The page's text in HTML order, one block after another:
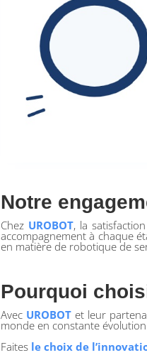
Notre
Chez UROBOT, la
accompagnement à chaque
en matière de robotique de
Pourquoi
Avec UROBOT et leur
monde en constante
Faites le choix de